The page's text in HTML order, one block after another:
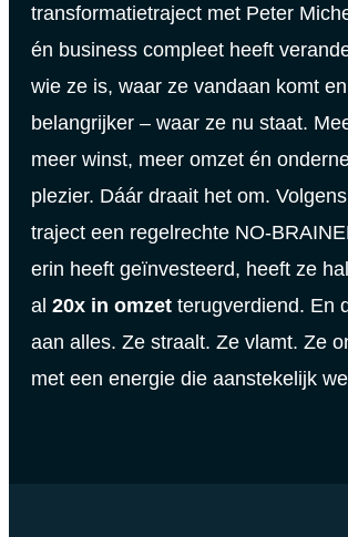
transformatietraject met Peter
én business compleet heeft
wie ze is, waar ze vandaan komt
belangrijker – waar ze nu staat.
meer winst, meer omzet én
plezier. Dáár draait het om.
traject een regelrechte NO-
erin heeft geïnvesteerd, heeft ze
al 20x in omzet terugverdiend. En
aan alles. Ze straalt. Ze vlamt. Ze
met een energie die aanstekelijk